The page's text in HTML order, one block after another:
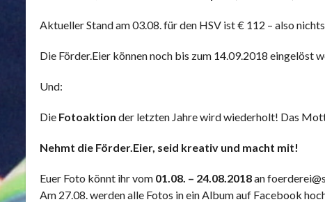
Aktueller Stand am 03.08. für den HSV ist € 112 – also
Die Förder.Eier können noch bis zum 14.09.2018
Und:
Die Fotoaktion der letzten Jahre wird wiederholt! Das
Nehmt die Förder.Eier, seid kreativ und macht mit!
Euer Foto könnt ihr vom 01.08. – 24.08.2018an
Am 27.08. werden alle Fotos in ein Album auf Facebook